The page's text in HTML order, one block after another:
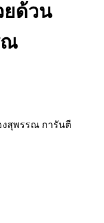
ด้วน
ณ
งสุพรรณ การันตี